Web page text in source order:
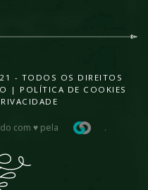
- TODOS OS DIREITOS
| POLÍTICA DE COOKIES
com ♥ pela .